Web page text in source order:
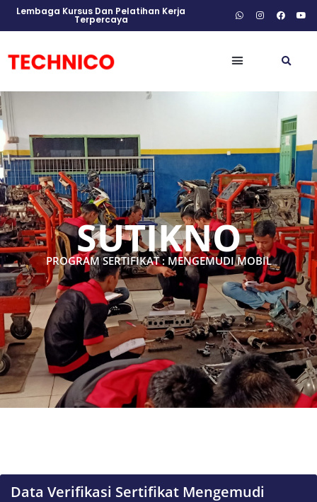
Lembaga Kursus Dan Pelatihan Kerja
Terpercaya
SUTIKNO
PROGRAM SERTIFIKAT : MENGEMUDI MOBIL
Data Verifikasi Sertifikat Mengemudi